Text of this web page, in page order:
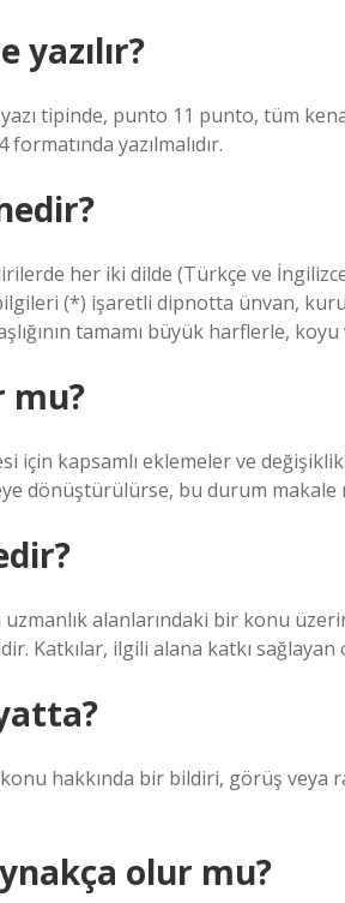
tipinde, punto 11 punto, tüm
yazılmalıdır.
her iki dilde (Türkçe ve
bilgileri (*) işaretli dipnotta ünvan,
tamamı büyük harflerle, koyu
mu?
için kapsamlı eklemeler ve
dönüştürülürse, bu durum
uzmanlık alanlarındaki bir konu
Katkılar, ilgili alana katkı sağlayan
hakkında bir bildiri, görüş
olur mu?